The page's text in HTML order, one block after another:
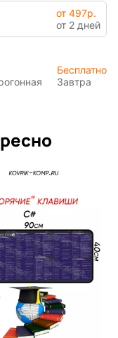
от 497р.
от 2 дней
Бесплатно
Завтра